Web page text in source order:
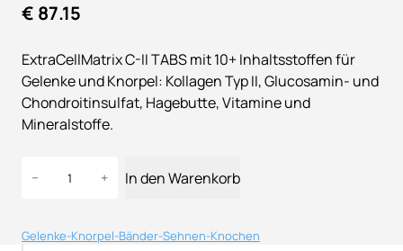
€ 87.15
ExtraCellMatrix C-II TABS mit 10+ Inhaltsstoffen für
Gelenke und Knorpel: Kollagen Typ II, Glucosamin- und
Chondroitinsulfat, Hagebutte, Vitamine und
Mineralstoffe.
r
− + In den Warenkorb
Gelenke-Knorpel-Bänder-Sehnen-Knochen